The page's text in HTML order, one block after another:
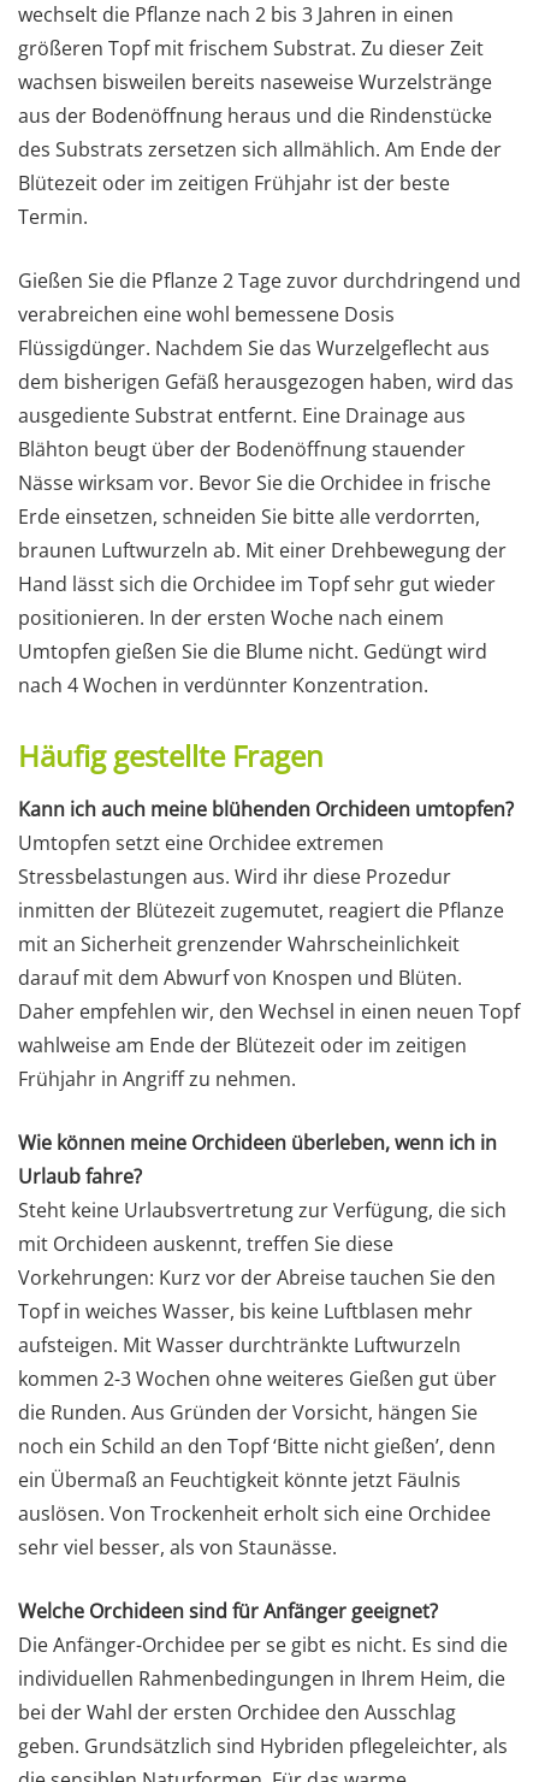
wechselt die Pflanze nach 2 bis 3 Jahren in einen
größeren Topf mit frischem Substrat. Zu dieser Zeit
wachsen bisweilen bereits naseweise Wurzelstränge
aus der Bodenöffnung heraus und die Rindenstücke
des Substrats zersetzen sich allmählich. Am Ende der
Blütezeit oder im zeitigen Frühjahr ist der beste
Termin.
Gießen Sie die Pflanze 2 Tage zuvor durchdringend und
verabreichen eine wohl bemessene Dosis
Flüssigdünger. Nachdem Sie das Wurzelgeflecht aus
dem bisherigen Gefäß herausgezogen haben, wird das
ausgediente Substrat entfernt. Eine Drainage aus
Blähton beugt über der Bodenöffnung stauender
Nässe wirksam vor. Bevor Sie die Orchidee in frische
Erde einsetzen, schneiden Sie bitte alle verdorrten,
braunen Luftwurzeln ab. Mit einer Drehbewegung der
Hand lässt sich die Orchidee im Topf sehr gut wieder
positionieren. In der ersten Woche nach einem
Umtopfen gießen Sie die Blume nicht. Gedüngt wird
nach 4 Wochen in verdünnter Konzentration.
Häufig gestellte Fragen
Kann ich auch meine blühenden Orchideen umtopfen?
Umtopfen setzt eine Orchidee extremen
Stressbelastungen aus. Wird ihr diese Prozedur
inmitten der Blütezeit zugemutet, reagiert die Pflanze
mit an Sicherheit grenzender Wahrscheinlichkeit
darauf mit dem Abwurf von Knospen und Blüten.
Daher empfehlen wir, den Wechsel in einen neuen Topf
wahlweise am Ende der Blütezeit oder im zeitigen
Frühjahr in Angriff zu nehmen.
Wie können meine Orchideen überleben, wenn ich in
Urlaub fahre?
Steht keine Urlaubsvertretung zur Verfügung, die sich
mit Orchideen auskennt, treffen Sie diese
Vorkehrungen: Kurz vor der Abreise tauchen Sie den
Topf in weiches Wasser, bis keine Luftblasen mehr
aufsteigen. Mit Wasser durchtränkte Luftwurzeln
kommen 2-3 Wochen ohne weiteres Gießen gut über
die Runden. Aus Gründen der Vorsicht, hängen Sie
noch ein Schild an den Topf ‘Bitte nicht gießen’, denn
ein Übermaß an Feuchtigkeit könnte jetzt Fäulnis
auslösen. Von Trockenheit erholt sich eine Orchidee
sehr viel besser, als von Staunässe.
Welche Orchideen sind für Anfänger geeignet?
Die Anfänger-Orchidee per se gibt es nicht. Es sind die
individuellen Rahmenbedingungen in Ihrem Heim, die
bei der Wahl der ersten Orchidee den Ausschlag
geben. Grundsätzlich sind Hybriden pflegeleichter, als